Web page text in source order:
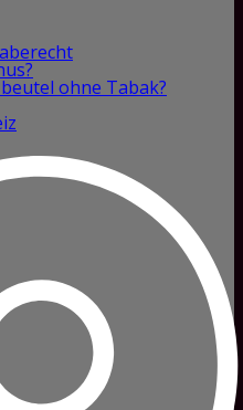
ohne Tabak?